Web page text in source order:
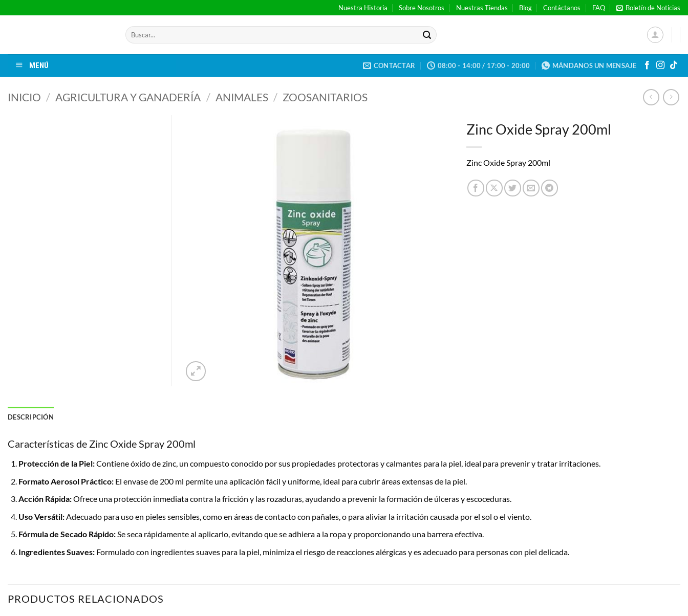
al
Nuestra Historia Sobre Nosotros Nuestras Tiendas Blog Contáctanos FAQ Boletín de Noticias
Buscar
por:
MENÚ CONTACTAR 08:00 - 14:00 / 17:00 - 20:00 MÁNDANOS UN MENSAJE
INICIO / AGRICULTURA Y GANADERÍA / ANIMALES / ZOOSANITARIOS
Zinc Oxide Spray 200ml
Zinc Oxide Spray 200ml
DESCRIPCIÓN
Características de Zinc Oxide Spray 200ml
Protección de la Piel:Contiene óxido de zinc, un compuesto conocido por sus propiedades protectoras y calmantes para la piel, ideal para prevenir y tratar irritaciones.
Formato Aerosol Práctico:El envase de 200 ml permite una aplicación fácil y uniforme, ideal para cubrir áreas extensas de la piel.
Acción Rápida:Ofrece una protección inmediata contra la fricción y las rozaduras, ayudando a prevenir la formación de úlceras y escoceduras.
Uso Versátil:Adecuado para uso en pieles sensibles, como en áreas de contacto con pañales, o para aliviar la irritación causada por el sol o el viento.
Fórmula de Secado Rápido:Se seca rápidamente al aplicarlo, evitando que se adhiera a la ropa y proporcionando una barrera efectiva.
Ingredientes Suaves:Formulado con ingredientes suaves para la piel, minimiza el riesgo de reacciones alérgicas y es adecuado para personas con piel delicada.
PRODUCTOS RELACIONADOS